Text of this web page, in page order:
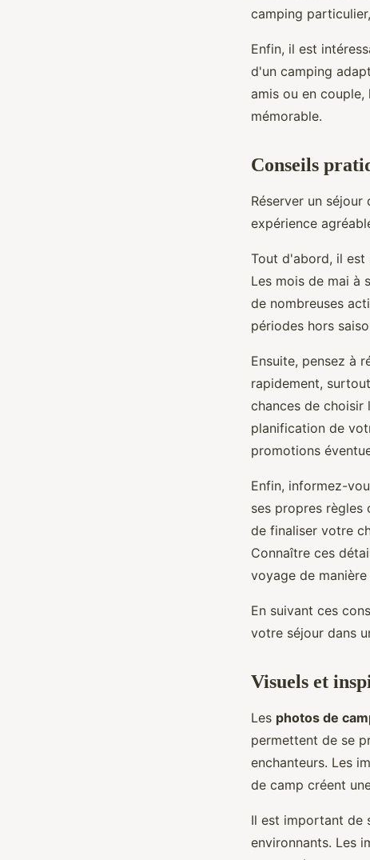
camping
Enfin, il est
d'un camping
amis ou en
mémorable.
Conseils
Réserver un séjour
expérience
Tout d'abord, il est
Les mois de mai à
de nombreuses
périodes hors
Ensuite, pensez à
rapidement,
chances de choisir
planification de
promotions
Enfin, informez-
ses propres règles
de finaliser votre
Connaître ces
voyage de manière
En suivant ces
votre séjour dans
Visuels et
Les photos de
permettent de se
enchanteurs. Les
de camp créent
Il est important de
environnants. Les